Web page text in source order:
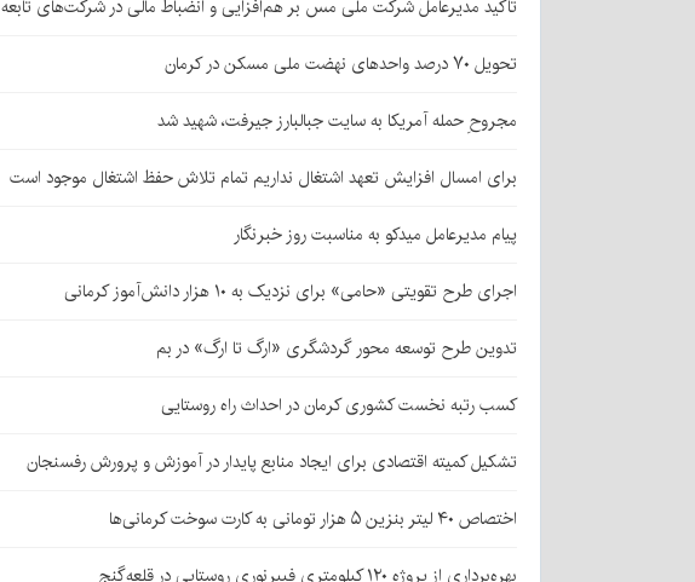
تأکید مدیرعامل شرکت ملی مس بر هم‌افزایی و انضباط مالی در شرکت‌های تابعه
تحویل ۷۰ درصد واحدهای نهضت ملی مسکن در کرمان
مجروحِ حمله آمریکا به سایت جبالبارز جیرفت، شهید شد
برای امسال افزایش تعهد اشتغال نداریم تمام تلاش حفظ اشتغال موجود است
پیام مدیرعامل میدکو به مناسبت روز خبرنگار
اجرای طرح تقویتی «حامی» برای نزدیک به ۱۰ هزار دانش‌آموز کرمانی
تدوین طرح توسعه محور گردشگری «ارگ تا ارگ» در بم
کسب رتبه نخست کشوری کرمان در احداث راه روستایی
تشکیل کمیته اقتصادی برای ایجاد منابع پایدار در آموزش و پرورش رفسنجان
اختصاص ۴۰ لیتر بنزین ۵ هزار تومانی به کارت سوخت کرمانی‌ها